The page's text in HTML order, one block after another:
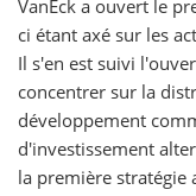
VanEck a ouvert le
ci étant axé sur les
Il s'en est suivi
concentrer sur la
développement
d'investissement
la première stratégie